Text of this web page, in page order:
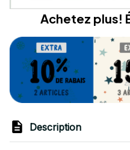
Achetez plus!
Description